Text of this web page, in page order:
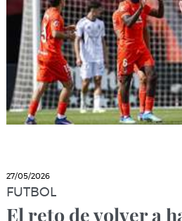
27/05/2026
FUTBOL
El reto de volver a